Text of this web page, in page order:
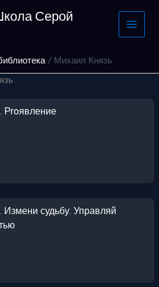
Серой
Михаил Князь
Proявление
Измени судьбу. Управляй